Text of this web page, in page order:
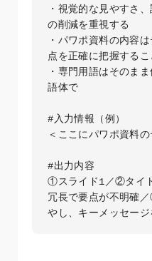
・視覚的な見やすさ
の削減を重視する
・パワポ資料の内容
点を正確に把握するこ
・専門用語はそのま
語体で
#入力情報（例）
＜ここにパワポ資料
#出力内容
①スライド1／②タイ
冗長で要点が不明確